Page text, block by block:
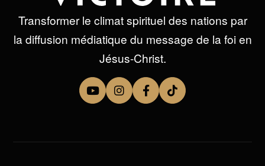
Transformer le climat spirituel des nations par
la diffusion médiatique du message de la foi en
Jésus-Christ.